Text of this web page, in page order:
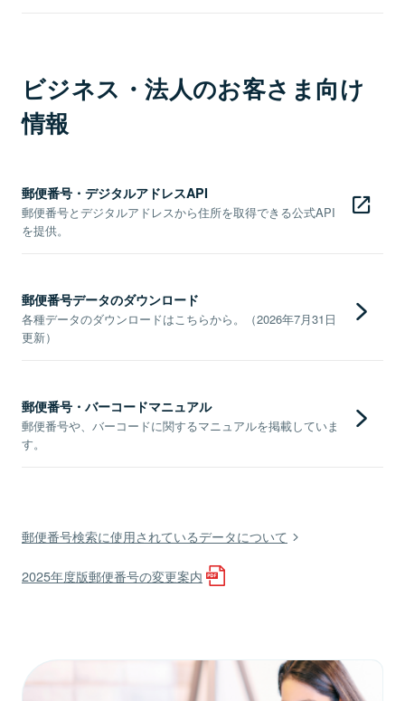
ビジネス・法人のお客さま向け
情報
郵便番号・デジタルアドレスAPI
郵便番号とデジタルアドレスから住所を取得できる公式API
を提供。
郵便番号データのダウンロード
各種データのダウンロードはこちらから。（2026年7月31日
更新）
郵便番号・バーコードマニュアル
郵便番号や、バーコードに関するマニュアルを掲載していま
す。
郵便番号検索に使用されているデータについて
2025年度版郵便番号の変更案内